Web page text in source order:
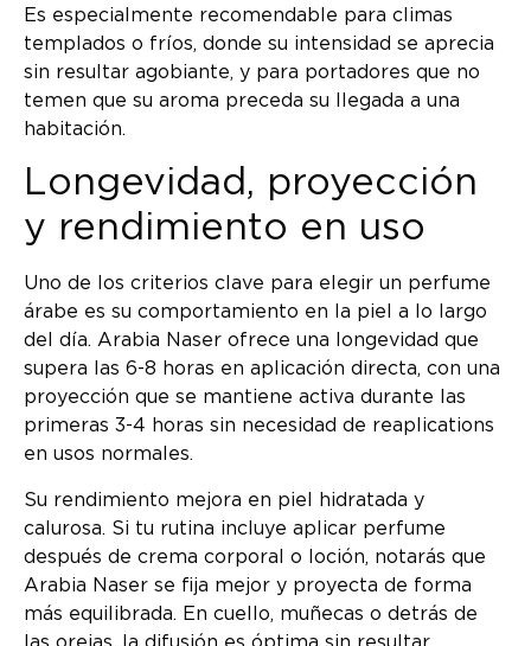
Es especialmente recomendable para climas
templados o fríos, donde su intensidad se aprecia
sin resultar agobiante, y para portadores que no
temen que su aroma preceda su llegada a una
habitación.
Longevidad, proyección
y rendimiento en uso
Uno de los criterios clave para elegir un perfume
árabe es su comportamiento en la piel a lo largo
del día. Arabia Naser ofrece una longevidad que
supera las 6-8 horas en aplicación directa, con una
proyección que se mantiene activa durante las
primeras 3-4 horas sin necesidad de reaplications
en usos normales.
Su rendimiento mejora en piel hidratada y
calurosa. Si tu rutina incluye aplicar perfume
después de crema corporal o loción, notarás que
Arabia Naser se fija mejor y proyecta de forma
más equilibrada. En cuello, muñecas o detrás de
las orejas, la difusión es óptima sin resultar